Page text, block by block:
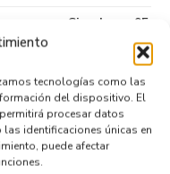
tecnologías como las
del dispositivo. El
procesar datos
identificaciones únicas en
puede afectar
Sin plomo 95
CHZ